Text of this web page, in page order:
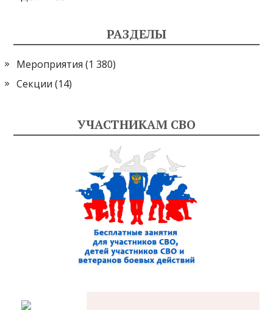
РАЗДЕЛЫ
Мероприятия (1 380)
Секции (14)
УЧАСТНИКАМ СВО